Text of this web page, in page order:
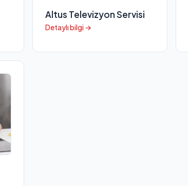
Altus Televizyon Servisi
Detaylı bilgi →